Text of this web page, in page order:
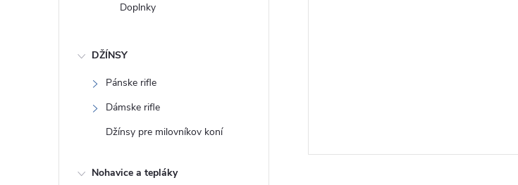
Doplnky
DŽÍNSY
Pánske rifle
Dámske rifle
Džínsy pre milovníkov koní
Nohavice a tepláky